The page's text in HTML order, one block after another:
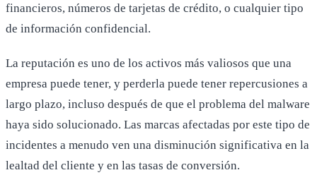
financieros, números de tarjetas de crédito, o cualquier tipo
de información confidencial.
La reputación es uno de los activos más valiosos que una
empresa puede tener, y perderla puede tener repercusiones a
largo plazo, incluso después de que el problema del malware
haya sido solucionado. Las marcas afectadas por este tipo de
incidentes a menudo ven una disminución significativa en la
lealtad del cliente y en las tasas de conversión.